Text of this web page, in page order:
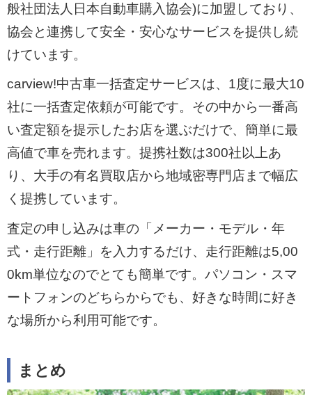
般社団法人日本自動車購入協会)に加盟しており、
協会と連携して安全・安心なサービスを提供し続
けています。
carview!中古車一括査定サービスは、1度に最大10
社に一括査定依頼が可能です。その中から一番高
い査定額を提示したお店を選ぶだけで、簡単に最
高値で車を売れます。提携社数は300社以上あ
り、大手の有名買取店から地域密専門店まで幅広
く提携しています。
査定の申し込みは車の「メーカー・モデル・年
式・走行距離」を入力するだけ、走行距離は5,00
0km単位なのでとても簡単です。パソコン・スマ
ートフォンのどちらからでも、好きな時間に好き
な場所から利用可能です。
まとめ